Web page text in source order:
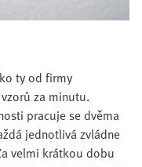
ty od firmy
za minutu.
pracuje se dvěma
jednotlivá zvládne
velmi krátkou dobu